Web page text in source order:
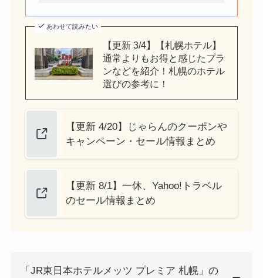
あわせて読みたい
【更新 3/4】【札幌ホテル】
通常よりもお得と感じたプラ
ンなどを紹介！札幌のホテル
選びの参考に！
【更新 4/20】じゃらんのクーポンや
キャンペーン・セール情報まとめ
【更新 8/1】一休、Yahoo!トラベル
のセール情報まとめ
「JR東日本ホテルメッツ プレミア 札幌」の